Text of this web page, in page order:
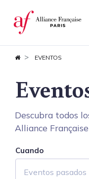
Panel de gestión
EVENTOS
Descubra todos
Alliance
Cuando
Eventos pasados